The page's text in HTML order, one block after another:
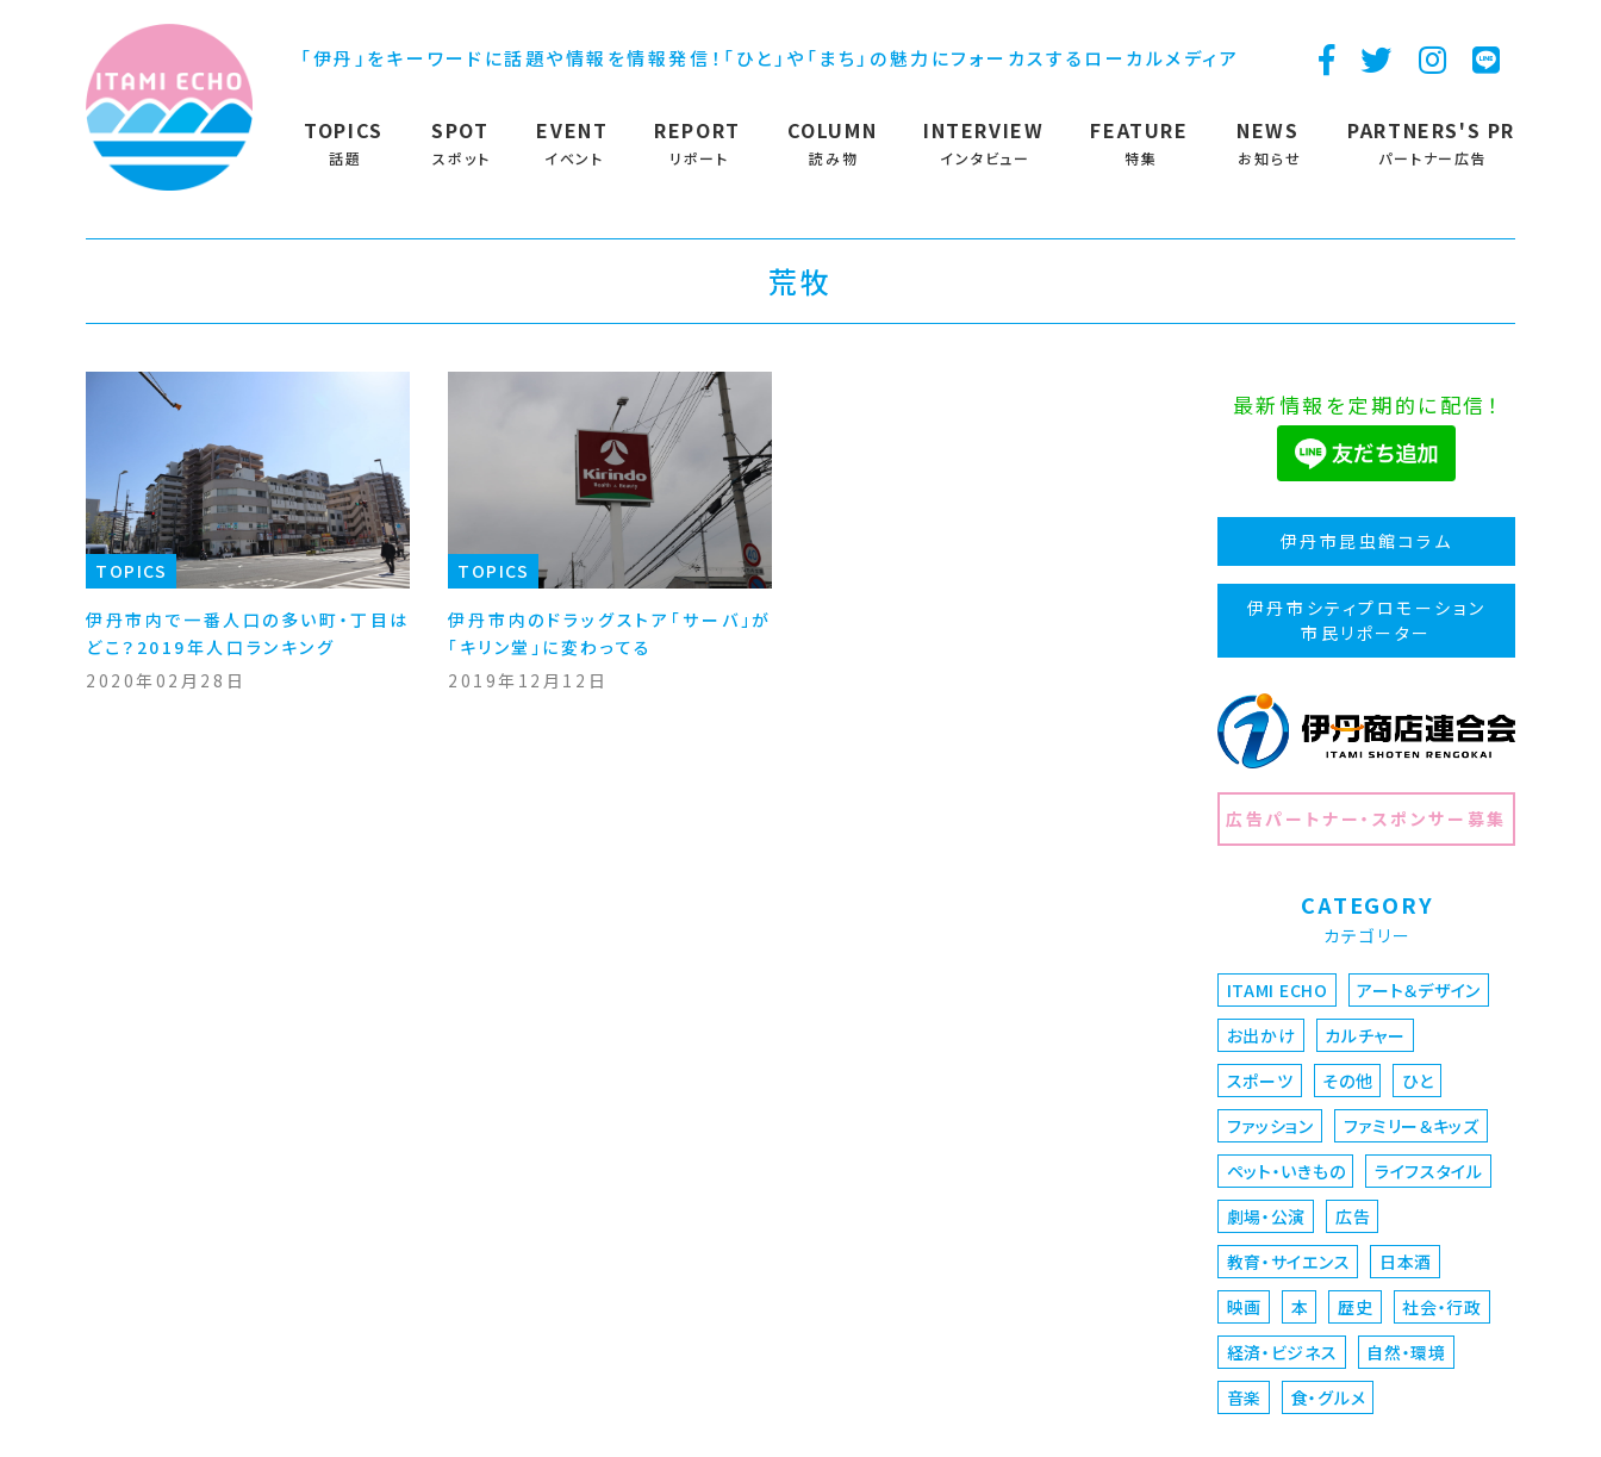
「伊丹」をキーワードに話題や情報を情報発信！「ひと」や「まち」の魅力にフォーカスするローカルメディア
TOPICS
話題
SPOT
スポット
EVENT
イベント
REPORT
リポート
COLUMN
読み物
INTERVIEW
インタビュー
FEATURE
特集
NEWS
お知らせ
PARTNERS'S PR
パートナー広告
荒牧
TOPICS
伊丹市内で一番人口の多い町・丁目は
どこ？2019年人口ランキング
2020年02月28日
TOPICS
伊丹市内のドラッグストア「サーバ」が
「キリン堂」に変わってる
2019年12月12日
最新情報を定期的に配信！
伊丹市昆虫館コラム
伊丹市シティプロモーション
市民リポーター
広告パートナー・スポンサー募集
CATEGORY
カテゴリー
ITAMI ECHO
アート＆デザイン
お出かけ
カルチャー
スポーツ
その他
ひと
ファッション
ファミリー＆キッズ
ペット・いきもの
ライフスタイル
劇場・公演
広告
教育・サイエンス
日本酒
映画
本 歴史
社会・行政
経済・ビジネス
自然・環境
音楽
食・グルメ